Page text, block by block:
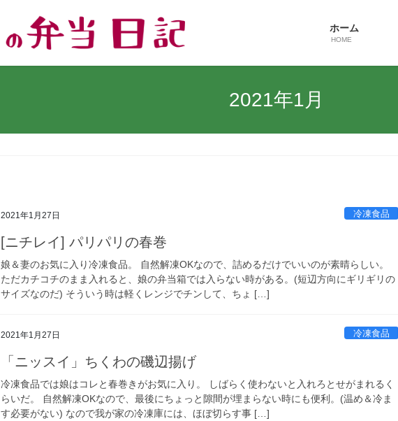
ホーム
HOME
2021年1月
2021年1月27日 冷凍食品
[ニチレイ] パリパリの春巻
娘＆妻のお気に入り冷凍食品。 自然解凍OKなので、詰めるだけでいいのが素晴らしい。
ただカチコチのまま入れると、娘の弁当箱では入らない時がある。(短辺方向にギリギリの
サイズなのだ) そういう時は軽くレンジでチンして、ちょ […]
2021年1月27日 冷凍食品
「ニッスイ」ちくわの磯辺揚げ
冷凍食品では娘はコレと春巻きがお気に入り。 しばらく使わないと入れろとせがまれるく
らいだ。 自然解凍OKなので、最後にちょっと隙間が埋まらない時にも便利。(温め＆冷ま
す必要がない) なので我が家の冷凍庫には、ほぼ切らす事 […]